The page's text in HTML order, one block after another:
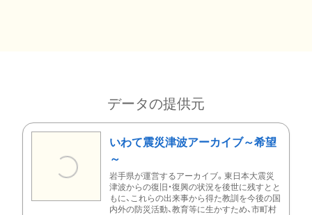
データの提供元
いわて震災津波アーカイブ～希望
～
岩手県が運営するアーカイブ。東日本大震災
津波からの復旧・復興の状況を後世に残すとと
もに、これらの出来事から得た教訓を今後の国
内外の防災活動、教育等に生かすため、市町村